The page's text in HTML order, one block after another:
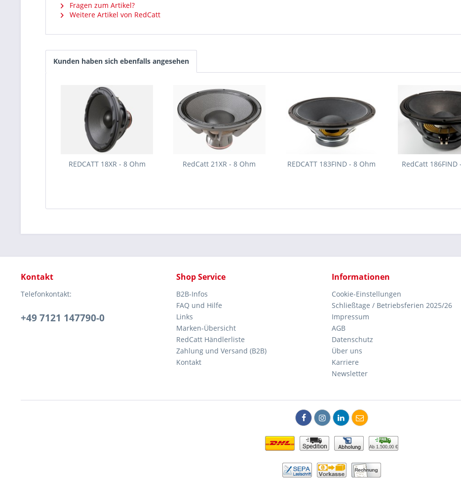
Fragen zum Artikel?
Weitere Artikel von RedCatt
Kunden haben sich ebenfalls angesehen
REDCATT 18XR - 8 Ohm RedCatt 21XR - 8 Ohm REDCATT 183FIND - 8 Ohm RedCatt 186FIND
Kontakt
Telefonkontakt:
+49 7121 147790-0
Shop Service
B2B-Infos
FAQ und Hilfe
Links
Marken-Übersicht
RedCatt Händlerliste
Zahlung und Versand (B2B)
Kontakt
Informationen
Cookie-Einstellungen
Schließtage / Betriebsferien 2025/26
Impressum
AGB
Datenschutz
Über uns
Karriere
Newsletter
Ab 1.500,00 €